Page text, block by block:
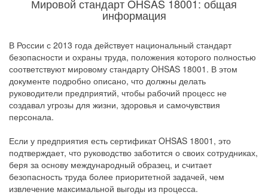
Мировой стандарт OHSAS 18001: общая
информация
В России с 2013 года действует национальный стандарт
безопасности и охраны труда, положения которого полностью
соответствуют мировому стандарту OHSAS 18001. В этом
документе подробно описано, что должны делать
руководители предприятий, чтобы рабочий процесс не
создавал угрозы для жизни, здоровья и самочувствия
персонала.
Если у предприятия есть сертификат OHSAS 18001, это
подтверждает, что руководство заботится о своих сотрудниках,
беря за основу международный образец, и считает
безопасность труда более приоритетной задачей, чем
извлечение максимальной выгоды из процесса.